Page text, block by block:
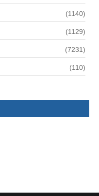
(1140)
(1129)
(7231)
(110)